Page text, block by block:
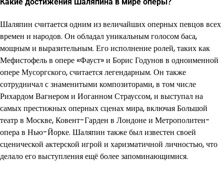
Шаляпин считается одним из величайших оперных певцов всех
времен и народов. Он обладал уникальным голосом баса,
мощным и выразительным. Его исполнение ролей, таких как
Мефистофель в опере «Фауст» и Борис Годунов в одноименной
опере Мусоргского, считается легендарным. Он также
сотрудничал с знаменитыми композиторами, в том числе
Рихардом Вагнером и Иоганном Страуссом, и выступал на
самых престижных оперных сценах мира, включая Большой
театр в Москве, Ковент-Гарден в Лондоне и Метрополитен-
опера в Нью-Йорке. Шаляпин также был известен своей
сценической актерской игрой и харизматичной личностью, что
делало его выступления ещё более запоминающимися.